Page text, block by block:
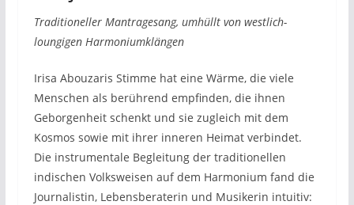
Traditioneller Mantragesang, umhüllt von westlich-
loungigen Harmoniumklängen
Irisa Abouzaris Stimme hat eine Wärme, die viele
Menschen als berührend empfinden, die ihnen
Geborgenheit schenkt und sie zugleich mit dem
Kosmos sowie mit ihrer inneren Heimat verbindet.
Die instrumentale Begleitung der traditionellen
indischen Volksweisen auf dem Harmonium fand die
Journalistin, Lebensberaterin und Musikerin intuitiv: